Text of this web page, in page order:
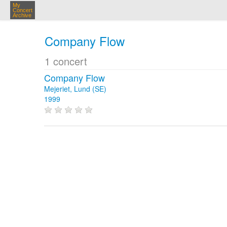
My
Concert
Archive
Company Flow
1 concert
Company Flow
Mejeriet, Lund (SE)
1999